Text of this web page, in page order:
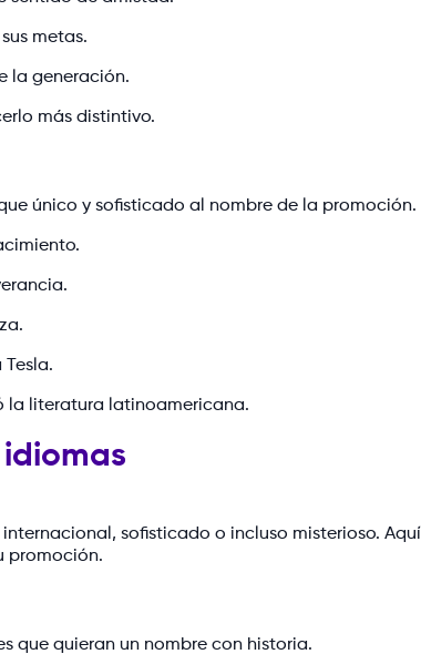
metas.
la generación.
más distintivo.
único y sofisticado al nombre de la promoción.
la literatura latinoamericana.
sofisticado o incluso misterioso. Aquí
promoción.
que quieran un nombre con historia.